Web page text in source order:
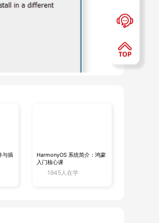
与插
HarmonyOS 系统简介：鸿蒙
入门核心课
1945人在学